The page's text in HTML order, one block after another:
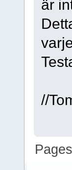
är
//